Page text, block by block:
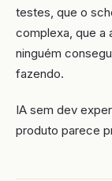
testes, que o
complexa, que a
ninguém
fazendo.
IA sem dev
produto parece